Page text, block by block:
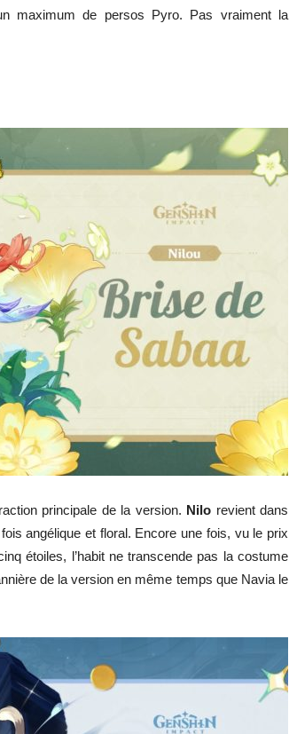
maximum de persos Pyro. Pas vraiment la
principale de la version. Nilo revient dans
angélique et floral. Encore une fois, vu le prix
étoiles, l’habit ne transcende pas la costume
de la version en même temps que Navia le